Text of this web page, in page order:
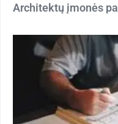
Architektų įmonės